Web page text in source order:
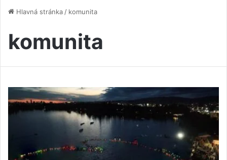
Hlavná stránka / komunita
komunita